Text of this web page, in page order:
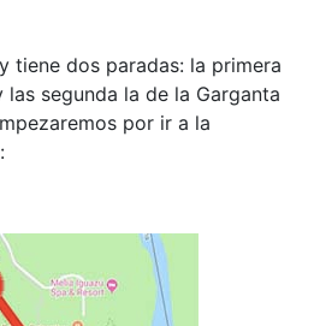
tiene dos paradas: la primera
segunda la de la Garganta
por ir a la